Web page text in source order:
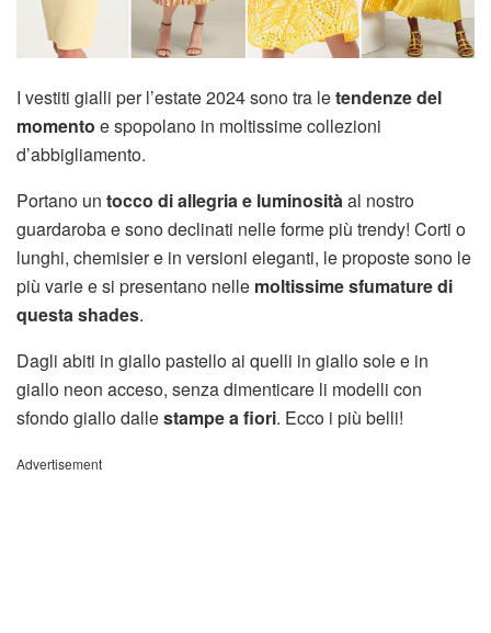
I vestiti gialli per l’estate 2024 sono tra letendenze del
momento e spopolano in moltissime collezioni
d’abbigliamento.
Portano un tocco di allegria e luminosità al nostro
guardaroba e sono declinati nelle forme più trendy! Corti o
lunghi, chemisier e in versioni eleganti, le proposte sono le
più varie e si presentano nelle moltissime sfumature di
questa shades.
Dagli abiti in giallo pastello ai quelli in giallo sole e in
giallo neon acceso, senza dimenticare li modelli con
sfondo giallo dallestampe a fiori. Ecco i più belli!
Advertisement